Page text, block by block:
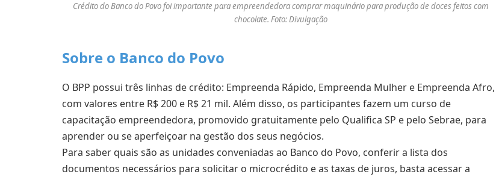
Crédito do Banco do Povo foi importante para empreendedora comprar maquinário para produção de doces feitos com
chocolate. Foto: Divulgação
Sobre o Banco do Povo
O BPP possui três linhas de crédito: Empreenda Rápido, Empreenda Mulher e Empreenda Afro,
com valores entre R$ 200 e R$ 21 mil. Além disso, os participantes fazem um curso de
capacitação empreendedora, promovido gratuitamente pelo Qualifica SP e pelo Sebrae, para
aprender ou se aperfeiçoar na gestão dos seus negócios.
Para saber quais são as unidades conveniadas ao Banco do Povo, conferir a lista dos
documentos necessários para solicitar o microcrédito e as taxas de juros, basta acessar a